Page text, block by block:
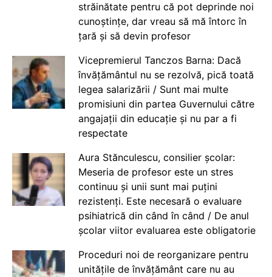
străinătate pentru că pot deprinde noi
cunoștințe, dar vreau să mă întorc în
țară și să devin profesor
Vicepremierul Tanczos Barna: Dacă
învățământul nu se rezolvă, pică toată
legea salarizării / Sunt mai multe
promisiuni din partea Guvernului către
angajații din educație și nu par a fi
respectate
Aura Stănculescu, consilier școlar:
Meseria de profesor este un stres
continuu și unii sunt mai puțini
rezistenți. Este necesară o evaluare
psihiatrică din când în când / De anul
școlar viitor evaluarea este obligatorie
Proceduri noi de reorganizare pentru
unitățile de învățământ care nu au